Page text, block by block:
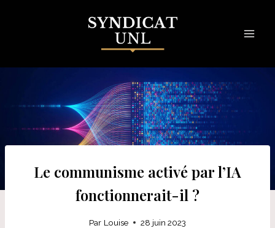
Le communisme activé par l’IA
fonctionnerait-il ?
Par Louise 28 juin 2023